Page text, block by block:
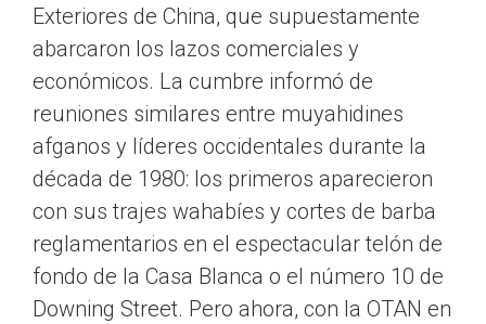
Exteriores de China, que supuestamente
abarcaron los lazos comerciales y
económicos. La cumbre informó de
reuniones similares entre muyahidines
afganos y líderes occidentales durante la
década de 1980: los primeros aparecieron
con sus trajes wahabíes y cortes de barba
reglamentarios en el espectacular telón de
fondo de la Casa Blanca o el número 10 de
Downing Street. Pero ahora, con la OTAN en